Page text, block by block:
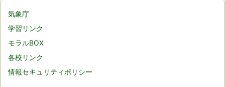
気象庁
学習リンク
モラルBOX
各校リンク
情報セキュリティポリシー